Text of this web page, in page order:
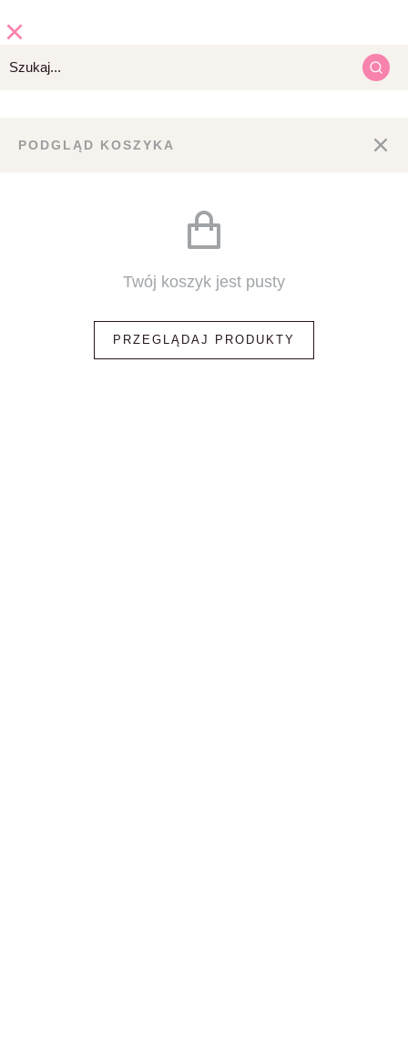
PODGLĄD KOSZYKA
Twój koszyk jest pusty
PRZEGLĄDAJ PRODUKTY